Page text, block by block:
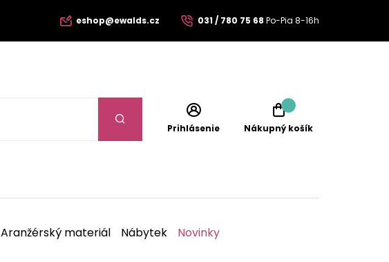
eshop@ewalds.cz 031 / 780 75 68 Po-Pia 8-16h
Prihlásenie Nákupný košík
Aranžérský materiál Nábytek Novinky